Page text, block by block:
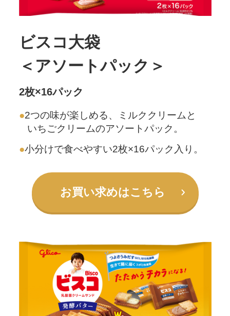
ビスコ大袋
＜アソートパック＞
2枚×16パック
2つの味が楽しめる、
ミルククリームと
いちごクリームのアソートパック。
小分けで食べやすい2枚×16パック入り。
お買い求めはこちら